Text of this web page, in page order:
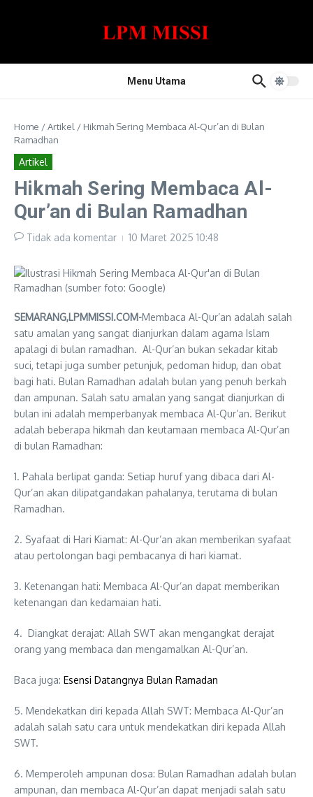
Menu Utama
Home /Artikel / Hikmah Sering Membaca Al-Qur’an di Bulan
Ramadhan
Artikel
Hikmah Sering Membaca Al-
Qur’an di Bulan Ramadhan
Tidak ada komentar 10 Maret 2025 10:48
SEMARANG,LPMMISSI.COM-Membaca Al-Qur’an adalah salah
satu amalan yang sangat dianjurkan dalam agama Islam
apalagi di bulan ramadhan. Al-Qur’an bukan sekadar kitab
suci, tetapi juga sumber petunjuk, pedoman hidup, dan obat
bagi hati. Bulan Ramadhan adalah bulan yang penuh berkah
dan ampunan. Salah satu amalan yang sangat dianjurkan di
bulan ini adalah memperbanyak membaca Al-Qur’an. Berikut
adalah beberapa hikmah dan keutamaan membaca Al-Qur’an
di bulan Ramadhan:
1. Pahala berlipat ganda: Setiap huruf yang dibaca dari Al-
Qur’an akan dilipatgandakan pahalanya, terutama di bulan
Ramadhan.
2. Syafaat di Hari Kiamat: Al-Qur’an akan memberikan syafaat
atau pertolongan bagi pembacanya di hari kiamat.
3. Ketenangan hati: Membaca Al-Qur’an dapat memberikan
ketenangan dan kedamaian hati.
4. Diangkat derajat: Allah SWT akan mengangkat derajat
orang yang membaca dan mengamalkan Al-Qur’an.
Baca juga: Esensi Datangnya Bulan Ramadan
5. Mendekatkan diri kepada Allah SWT: Membaca Al-Qur’an
adalah salah satu cara untuk mendekatkan diri kepada Allah
SWT.
6. Memperoleh ampunan dosa: Bulan Ramadhan adalah bulan
ampunan, dan membaca Al-Qur’an dapat menjadi salah satu